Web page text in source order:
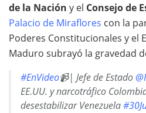
de la Nación y el Consejo de
Palacio de Miraflores con la
Poderes Constitucionales y el
Maduro subrayó la gravedad
#EnVideo📹| Jefe de Estado
EE.UU. y narcotráfico
desestabilizar Venezuela